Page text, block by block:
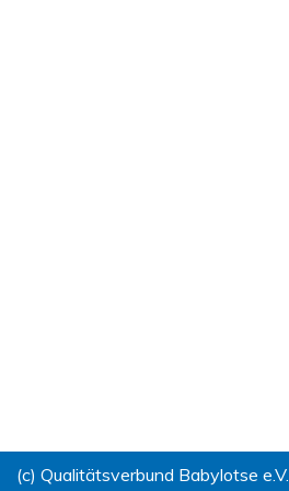
(c) Qualitätsverbund Babylotse e.V.